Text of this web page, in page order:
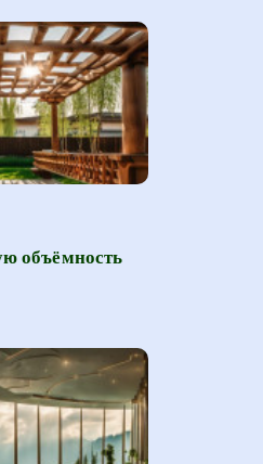
объёмность